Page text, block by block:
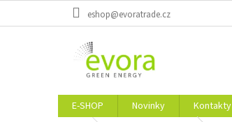
eshop@evoratrade.cz
E-SHOP Novinky Kontakty